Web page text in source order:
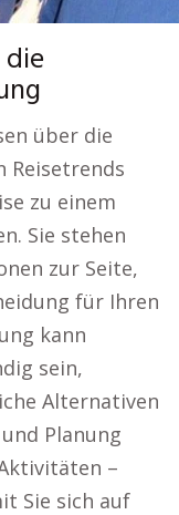
über die
Reisetrends
zu einem
Sie stehen
zur Seite,
für Ihren
kann
sein,
Alternativen
Planung
–
Sie sich auf